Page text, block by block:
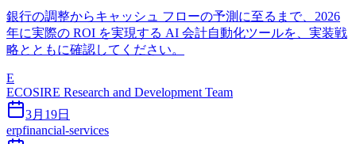
銀行の調整からキャッシュ フローの予測に至るまで、2026
年に実際の ROI を実現する AI 会計自動化ツールを、実装戦
略とともに確認してください。
E
ECOSIRE Research and Development Team
3月19日
erpfinancial-services